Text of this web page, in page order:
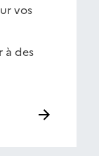
vos
à des